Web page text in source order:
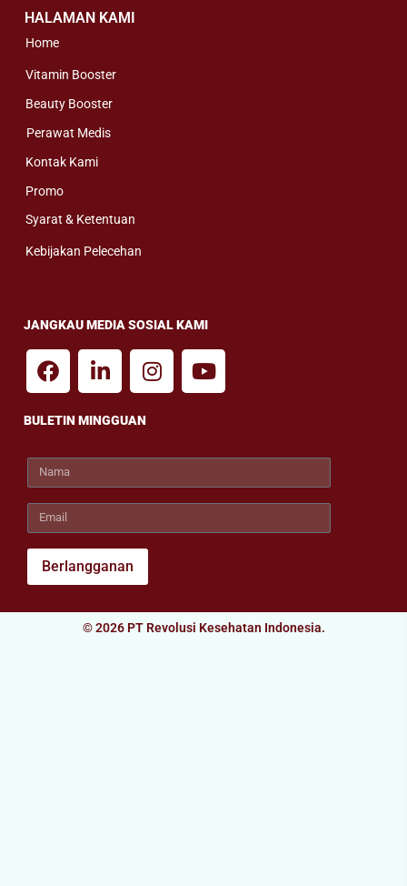
HALAMAN KAMI
Home
Vitamin Booster
Beauty Booster
Perawat Medis
Kontak Kami
Promo
Syarat & Ketentuan
Kebijakan Pelecehan
JANGKAU MEDIA SOSIAL KAMI
BULETIN MINGGUAN
Berlangganan
© 2026 PT Revolusi Kesehatan Indonesia.